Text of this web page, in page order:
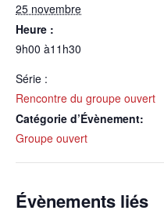
25 novembre
Heure :
9h00 à11h30
Série :
Rencontre du groupe ouvert
Catégorie d’Évènement:
Groupe ouvert
Évènements liés